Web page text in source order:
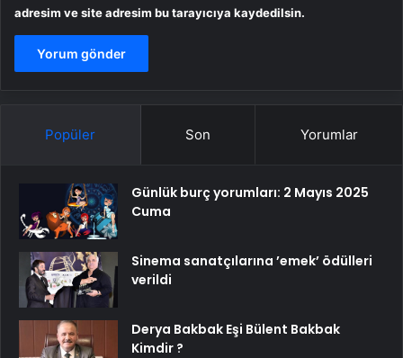
adresim ve site adresim bu tarayıcıya kaydedilsin.
Popüler Son Yorumlar
Günlük burç yorumları: 2 Mayıs 2025
Cuma
Sinema sanatçılarına ’emek’ ödülleri
verildi
Derya Bakbak Eşi Bülent Bakbak
Kimdir ?